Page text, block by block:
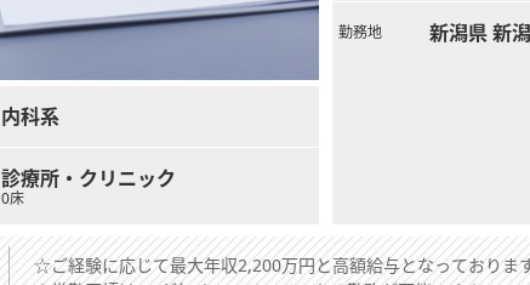
内科系
診療所・クリニック
0床
勤務地 新潟
☆ご経験に応じて最大年収2,200万円と高額給与となっておりま